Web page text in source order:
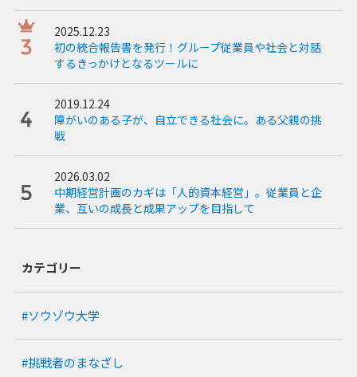
2025.12.23
初の統合報告書を発行！グループ従業員や社会と対話
するきっかけとなるツールに
2019.12.24
障がいのある子が、自立できる社会に。ある父親の挑
戦
2026.03.02
中期経営計画のカギは「人的資本経営」。従業員と企
業、互いの成長と成果アップを目指して
カテゴリー
#ソウゾウ大学
#挑戦者のまなざし